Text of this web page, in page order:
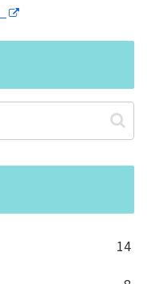
14